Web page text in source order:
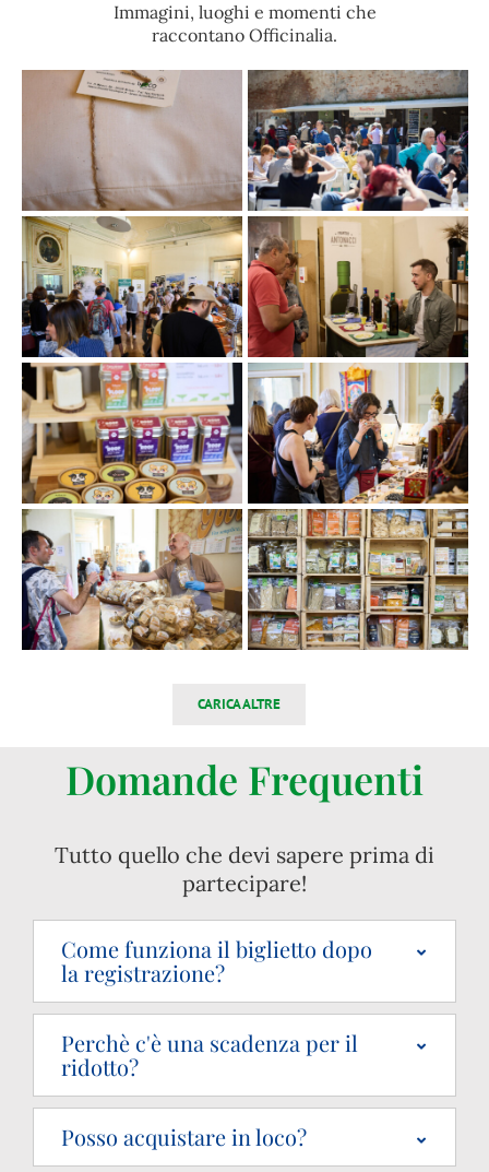
Immagini, luoghi e momenti che
raccontano Officinalia.
CARICA ALTRE
Domande Frequenti
Tutto quello che devi sapere prima di
partecipare!
Come funziona il biglietto dopo
la registrazione?
Perchè c'è una scadenza per il
ridotto?
Posso acquistare in loco?